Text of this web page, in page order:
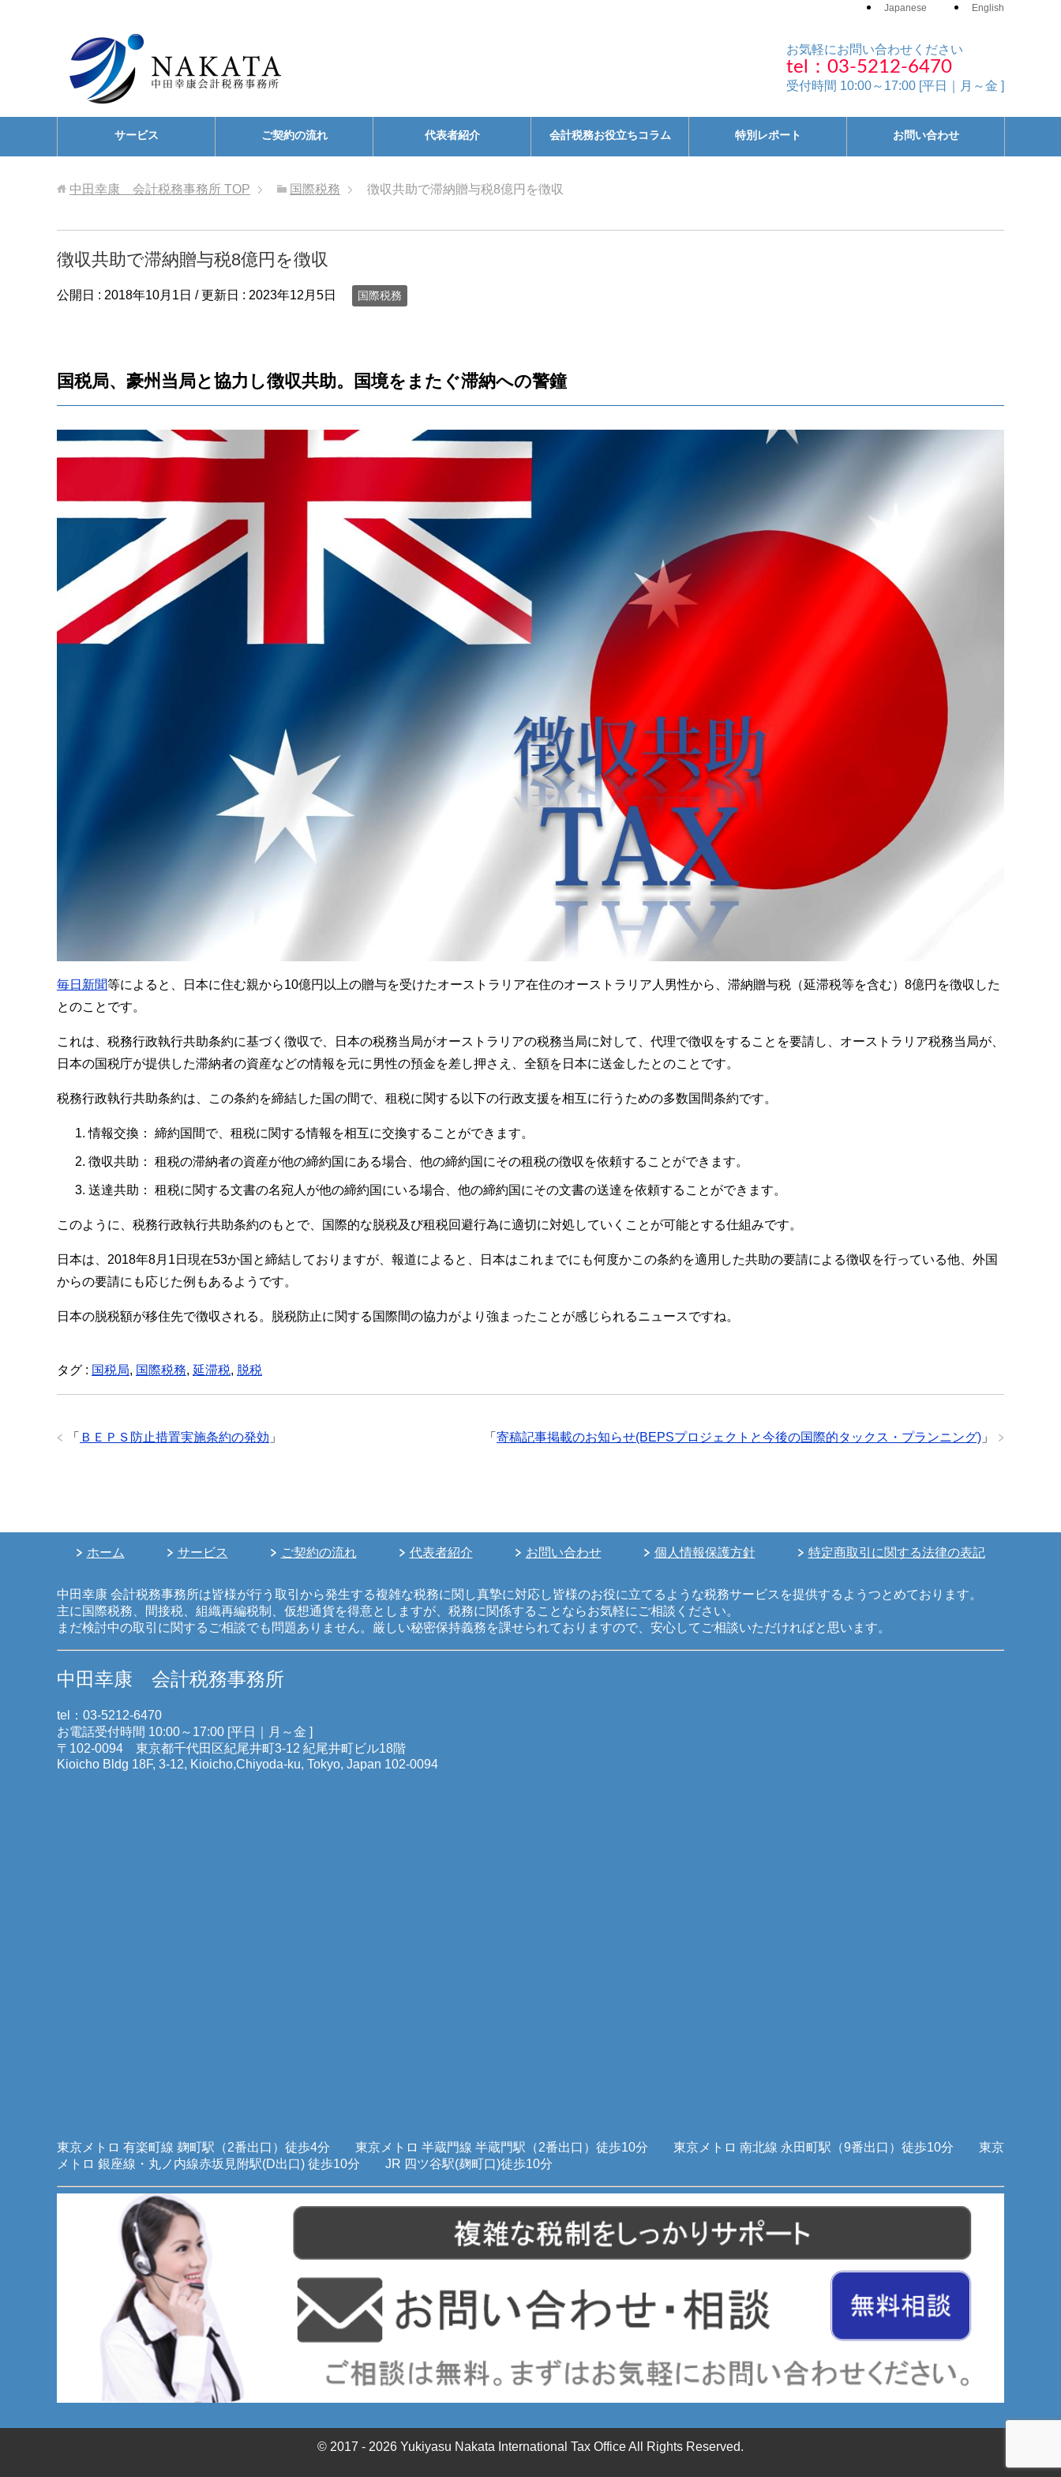
Japanese English
お気軽にお問い合わせください
tel：03-5212-6470
受付時間 10:00～17:00 [平日｜月～金 ]
サービス ご契約の流れ 代表者紹介 会計税務お役立ちコラム 特別レポート お問い合わせ
中田幸康 会計税務事務所 TOP 国際税務 徴収共助で滞納贈与税8億円を徴収
徴収共助で滞納贈与税8億円を徴収
公開日 : 2018年10月1日 / 更新日 : 2023年12月5日 国際税務
国税局、豪州当局と協力し徴収共助。国境をまたぐ滞納への警鐘
毎日新聞等によると、日本に住む親から10億円以上の贈与を受けたオーストラリア在住のオーストラリア人男性から、滞納贈与税（延滞税等を含む）8億円を徴収した
とのことです。
これは、税務行政執行共助条約に基づく徴収で、日本の税務当局がオーストラリアの税務当局に対して、代理で徴収をすることを要請し、オーストラリア税務当局が、
日本の国税庁が提供した滞納者の資産などの情報を元に男性の預金を差し押さえ、全額を日本に送金したとのことです。
税務行政執行共助条約は、この条約を締結した国の間で、租税に関する以下の行政支援を相互に行うための多数国間条約です。
情報交換： 締約国間で、租税に関する情報を相互に交換することができます。
徴収共助： 租税の滞納者の資産が他の締約国にある場合、他の締約国にその租税の徴収を依頼することができます。
送達共助： 租税に関する文書の名宛人が他の締約国にいる場合、他の締約国にその文書の送達を依頼することができます。
このように、税務行政執行共助条約のもとで、国際的な脱税及び租税回避行為に適切に対処していくことが可能とする仕組みです。
日本は、2018年8月1日現在53か国と締結しておりますが、報道によると、日本はこれまでにも何度かこの条約を適用した共助の要請による徴収を行っている他、外国
からの要請にも応じた例もあるようです。
日本の脱税額が移住先で徴収される。脱税防止に関する国際間の協力がより強まったことが感じられるニュースですね。
タグ : 国税局, 国際税務, 延滞税, 脱税
「 寄稿記事掲載のお知らせ(BEPSプロジェクトと今後の国際的タックス・プランニング) 」
「 ＢＥＰＳ防止措置実施条約の発効 」
ホーム サービス ご契約の流れ 代表者紹介 お問い合わせ 個人情報保護方針 特定商取引に関する法律の表記
中田幸康 会計税務事務所は皆様が行う取引から発生する複雑な税務に関し真摯に対応し皆様のお役に立てるような税務サービスを提供するようつとめております。
主に国際税務、間接税、組織再編税制、仮想通貨を得意としますが、税務に関係することならお気軽にご相談ください。
まだ検討中の取引に関するご相談でも問題ありません。厳しい秘密保持義務を課せられておりますので、安心してご相談いただければと思います。
中田幸康 会計税務事務所
tel：03-5212-6470
お電話受付時間 10:00～17:00 [平日｜月～金 ]
〒102-0094 東京都千代田区紀尾井町3-12 紀尾井町ビル18階
Kioicho Bldg 18F, 3-12, Kioicho,Chiyoda-ku, Tokyo, Japan 102-0094
東京メトロ 有楽町線 麹町駅（2番出口）徒歩4分 東京メトロ 半蔵門線 半蔵門駅（2番出口）徒歩10分 東京メトロ 南北線 永田町駅（9番出口）徒歩10分 東京
メトロ 銀座線・丸ノ内線赤坂見附駅(D出口) 徒歩10分 JR 四ツ谷駅(麹町口)徒歩10分
© 2017 - 2026 Yukiyasu Nakata International Tax Office All Rights Reserved.